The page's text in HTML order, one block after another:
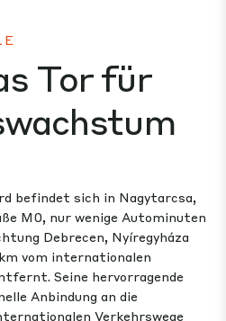
Tor für
befindet sich in Nagytarcsa,
M0, nur wenige Autominuten
Debrecen, Nyíregyháza
vom internationalen
Seine hervorragende
Anbindung an die
Verkehrswege